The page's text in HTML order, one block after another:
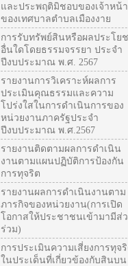
และประพฤติมิชอบของเจ้าหน้
ของเทศบาลตำบลเมืองงาย
การรับทรัพย์สินหรือผลประโย
อื่นใดโดยธรรมจรรยา ประจำ
ปีงบประมาณ พ.ศ. 2567
รายงานการวิเคราะห์ผลการ
ประเมินคุณธรรมและความ
โปร่งใสในการดำเนินการของ
หน่วยงานภาครัฐประจำ
ปีงบประมาณ พ.ศ.2567
รายงานติดตามผลการดำเนิน
งานตามแผนปฏิบัติการป้องกัน
การทุจริต
รายงานผลการดำเนินงานตาม
ภารกิจของหน่วยงาน(การเปิด
โอกาสให้ประชาชนเข้ามามีส่
ร่วม)
การประเมินความเสี่ยงการทุจ
ในประเด็นที่เกี่ยวข้องกับสินบน